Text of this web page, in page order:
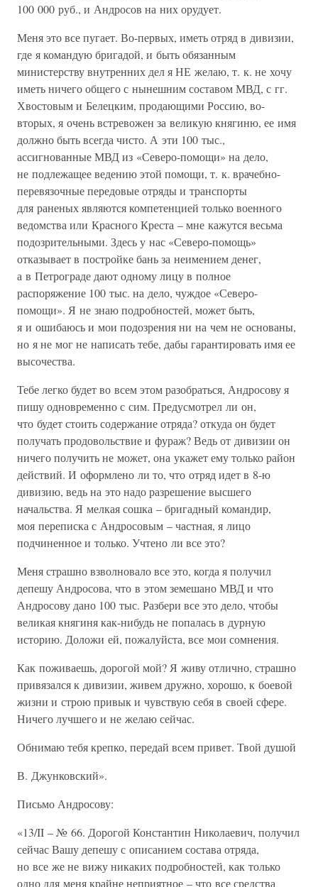
100 000 руб., и Андросов на них орудует.
Меня это все пугает. Во-первых, иметь отряд в дивизии,
где я командую бригадой, и быть обязанным
министерству внутренних дел я НЕ желаю, т. к. не хочу
иметь ничего общего с нынешним составом МВД, с гг.
Хвостовым и Белецким, продающими Россию, во-
вторых, я очень встревожен за великую княгиню, ее имя
должно быть всегда чисто. А эти 100 тыс.,
ассигнованные МВД из «Северо-помощи» на дело,
не подлежащее ведению этой помощи, т. к. врачебно-
перевязочные передовые отряды и транспорты
для раненых являются компетенцией только военного
ведомства или Красного Креста – мне кажутся весьма
подозрительными. Здесь у нас «Северо-помощь»
отказывает в постройке бань за неимением денег,
а в Петрограде дают одному лицу в полное
распоряжение 100 тыс. на дело, чуждое «Северо-
помощи». Я не знаю подробностей, может быть,
я и ошибаюсь и мои подозрения ни на чем не основаны,
но я не мог не написать тебе, дабы гарантировать имя ее
высочества.
Тебе легко будет во всем этом разобраться, Андросову я
пишу одновременно с сим. Предусмотрел ли он,
что будет стоить содержание отряда? откуда он будет
получать продовольствие и фураж? Ведь от дивизии он
ничего получить не может, она укажет ему только район
действий. И оформлено ли то, что отряд идет в 8-ю
дивизию, ведь на это надо разрешение высшего
начальства. Я мелкая сошка – бригадный командир,
моя переписка с Андросовым – частная, я лицо
подчиненное и только. Учтено ли все это?
Меня страшно взволновало все это, когда я получил
депешу Андросова, что в этом земешано МВД и что
Андросову дано 100 тыс. Разбери все это дело, чтобы
великая княгиня как-нибудь не попалась в дурную
историю. Доложи ей, пожалуйста, все мои сомнения.
Как поживаешь, дорогой мой? Я живу отлично, страшно
привязался к дивизии, живем дружно, хорошо, к боевой
жизни и строю привык и чувствую себя в своей сфере.
Ничего лучшего и не желаю сейчас.
Обнимаю тебя крепко, передай всем привет. Твой душой
В. Джунковский».
Письмо Андросову:
«13/II – № 66. Дорогой Константин Николаевич, получил
сейчас Вашу депешу с описанием состава отряда,
но все же не вижу никаких подробностей, как только
одно для меня крайне неприятное – что все средства